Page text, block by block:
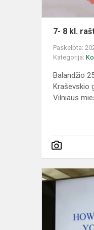
7- 8 kl.
Paskelbta:
Kategorija:
Balandžio
Kraševskio
Vilniaus